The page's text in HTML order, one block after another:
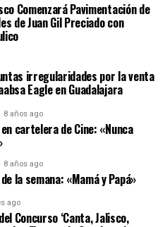
Comenzará Pavimentación de
de Juan Gil Preciado con
irregularidades por la venta
Eagle en Guadalajara
8 años ago
cartelera de Cine: «Nunca
8 años ago
la semana: «Mamá y Papá»
ago
Concurso ‘Canta, Jalisco,